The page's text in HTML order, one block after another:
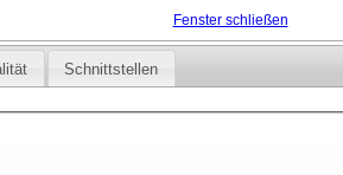
Fenster schließen
Schnittstellen